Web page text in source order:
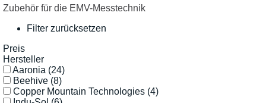
Zubehör für die EMV-Messtechnik
Filter zurücksetzen
Preis
Hersteller
Aaronia (24)
Beehive (8)
Copper Mountain Technologies (4)